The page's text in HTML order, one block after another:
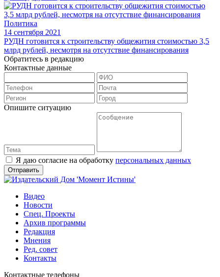
Политика
14 сентября 2021
РУДН готовится к строительству общежития стоимостью 3,5
млрд рублей, несмотря на отсутствие финансирования
Обратитесь в редакцию
Контактные данные
Опишите ситуацию
Я даю согласие на обработку персональных данных
Видео
Новости
Спец. Проекты
Архив программы
Редакция
Мнения
Ред. совет
Контакты
Контактные телефоны